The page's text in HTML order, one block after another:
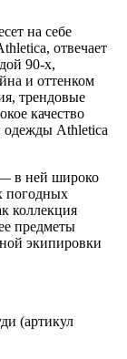
на себе
отвечает
90-х,
и оттенком
трендовые
качество
одежды Athletica
в ней широко
погодных
коллекция
предметы
экипировки
(артикул